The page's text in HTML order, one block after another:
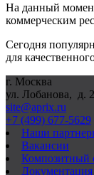
На данный
коммерческим
Сегодня
для
г. Москва
ул. Лобанова, д.
site@aprix.ru
+7 (499) 677-5629
Наши
Вакансии
Композитный
Документация